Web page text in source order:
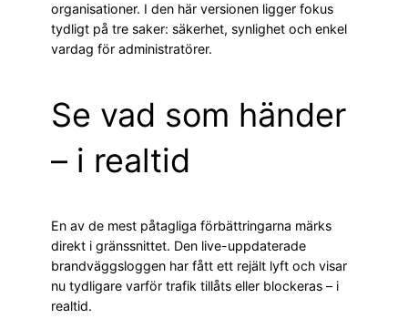
organisationer. I den här versionen ligger fokus
tydligt på tre saker: säkerhet, synlighet och enkel
vardag för administratörer.
Se vad som händer
– i realtid
En av de mest påtagliga förbättringarna märks
direkt i gränssnittet. Den live-uppdaterade
brandväggsloggen har fått ett rejält lyft och visar
nu tydligare varför trafik tillåts eller blockeras – i
realtid.